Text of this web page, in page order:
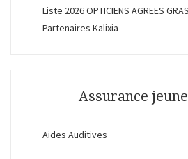
Liste 2026 OPTICIENS AGREES
Partenaires Kalixia
Assurance
Aides Auditives